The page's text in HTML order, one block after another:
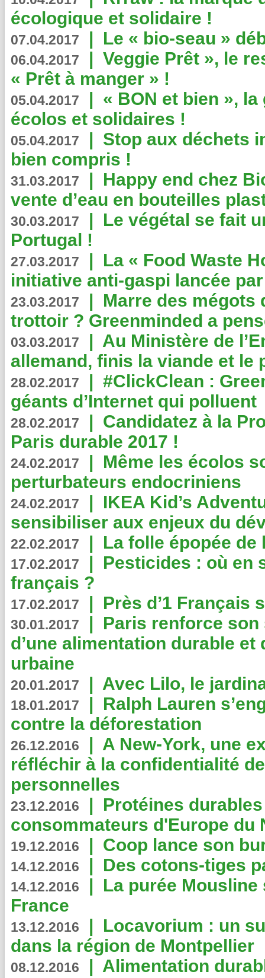
écologique et solidaire !
07.04.2017 | Le « bio-seau »
06.04.2017 | Veggie Prêt », le
« Prêt à manger » !
05.04.2017 | « BON et bien »,
écolos et solidaires !
05.04.2017 | Stop aux déchets
bien compris !
31.03.2017 | Happy end chez
vente d’eau en bouteilles
30.03.2017 | Le végétal se fait
Portugal !
27.03.2017 | La « Food Waste
initiative anti-gaspi lancée
23.03.2017 | Marre des mégots
trottoir ? Greenminded a
03.03.2017 | Au Ministère de
allemand, finis la viande et le
28.02.2017 | #ClickClean :
géants d’Internet qui polluent
28.02.2017 | Candidatez à la
Paris durable 2017 !
24.02.2017 | Même les écolos
perturbateurs endocriniens
24.02.2017 | IKEA Kid’s
sensibiliser aux enjeux du
22.02.2017 | La folle épopée de
17.02.2017 | Pesticides : où en
français ?
17.02.2017 | Près d’1 Français
30.01.2017 | Paris renforce
d’une alimentation durable et
urbaine
20.01.2017 | Avec Lilo, le
18.01.2017 | Ralph Lauren
contre la déforestation
26.12.2016 | A New-York, une
réfléchir à la confidentialité
personnelles
23.12.2016 | Protéines
consommateurs d'Europe du
19.12.2016 | Coop lance son
14.12.2016 | Des cotons-tiges
14.12.2016 | La purée
France
13.12.2016 | Locavorium : un
dans la région de Montpellier
08.12.2016 | Alimentation